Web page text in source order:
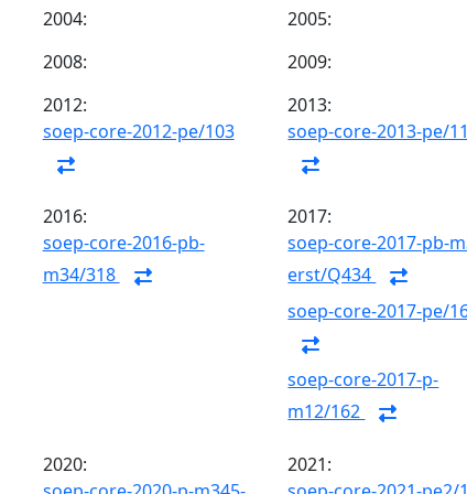
2004:
2005:
2008:
2009:
2012:
soep-core-2012-pe/103
2013:
soep-core-2013-pe/
2016:
soep-core-2016-pb-
m34/318
2017:
soep-core-2017-pb-
erst/Q434
soep-core-2017-pe/
soep-core-2017-p-
m12/162
2020:
2021: